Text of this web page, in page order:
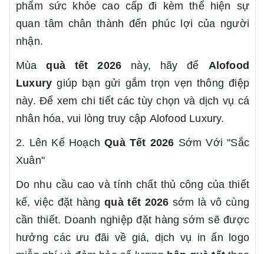
phẩm sức khỏe cao cấp đi kèm thể hiện sự
quan tâm chân thành đến phúc lợi của người
nhận.
Mùaquà tết 2026 này, hãy để Alofood
Luxury giúp bạn gửi gắm trọn vẹn thông điệp
này. Để xem chi tiết các tùy chọn và dịch vụ cá
nhân hóa, vui lòng truy cập Alofood Luxury.
2. Lên Kế HoạchQuà Tết 2026 Sớm Với "Sắc
Xuân"
Do nhu cầu cao và tính chất thủ công của thiết
kế, việc đặt hàngquà tết 2026 sớm là vô cùng
cần thiết. Doanh nghiệp đặt hàng sớm sẽ được
hưởng các ưu đãi về giá, dịch vụ in ấn logo